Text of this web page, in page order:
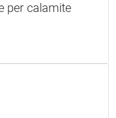
per calamite